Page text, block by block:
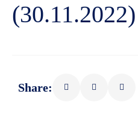
(30.11.2022)
Share: